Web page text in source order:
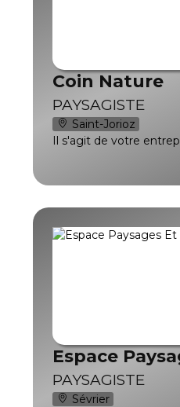
Coin Nature
PAYSAGISTE
Saint-Jorioz
Il s'agit de votre
Espace
PAYSAGISTE
Sévrier